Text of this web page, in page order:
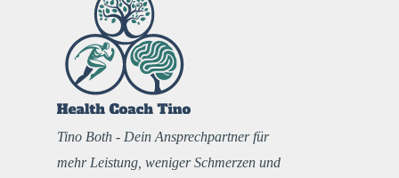
Tino Both - Dein Ansprechpartner für
mehr Leistung, weniger Schmerzen und